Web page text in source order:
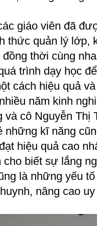
giáo viên đã
thức quản lý lớp,
thời cùng
trình dạy học
cách hiệu quả
năm kinh
và cô Nguyễn Thị
những kĩ năng
hiệu quả cao
cho biết sự lắng
là những yếu
nâng cao